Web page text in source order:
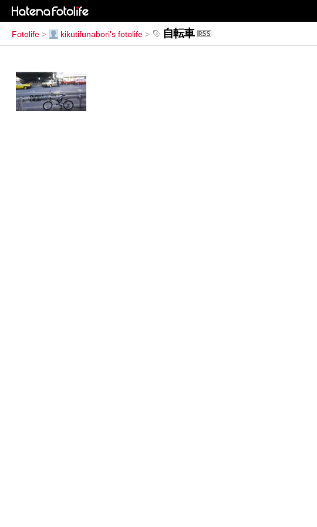
Fotolife > kikutifunabori's fotolife > 自転車